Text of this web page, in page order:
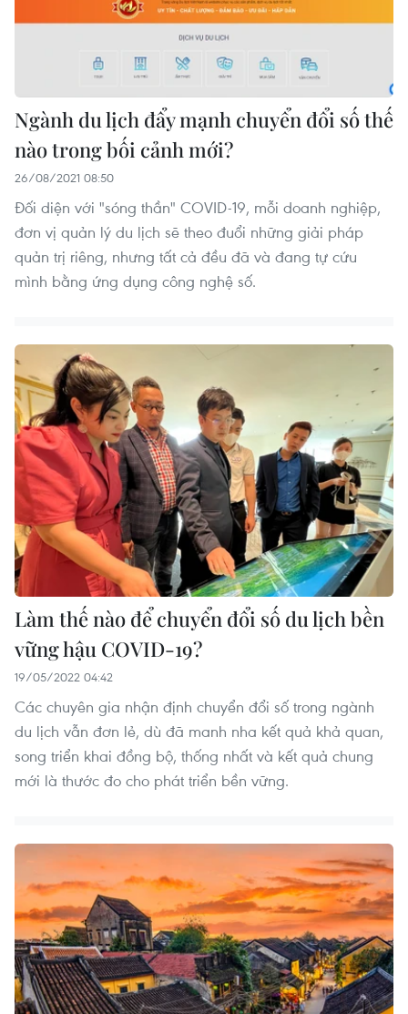
Ngành du lịch đẩy mạnh chuyển đổi số thế
nào trong bối cảnh mới?
26/08/2021 08:50
Đối diện với "sóng thần" COVID-19, mỗi doanh nghiệp,
đơn vị quản lý du lịch sẽ theo đuổi những giải pháp
quản trị riêng, nhưng tất cả đều đã và đang tự cứu
mình bằng ứng dụng công nghệ số.
Làm thế nào để chuyển đổi số du lịch bền
vững hậu COVID-19?
19/05/2022 04:42
Các chuyên gia nhận định chuyển đổi số trong ngành
du lịch vẫn đơn lẻ, dù đã manh nha kết quả khả quan,
song triển khai đồng bộ, thống nhất và kết quả chung
mới là thước đo cho phát triển bền vững.